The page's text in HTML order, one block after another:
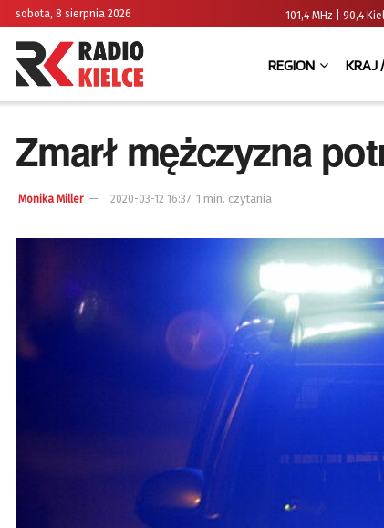
sobota, 8 sierpnia 2026 101,4 MHz | 90,4
REGION KRAJ
Zmarł mężczyzna
Monika Miller 2020-03-12 16:37 1 min. czytania